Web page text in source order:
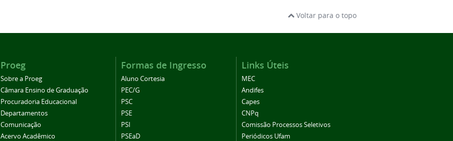
Voltar para o topo
Proeg
Sobre a Proeg
Câmara Ensino de Graduação
Procuradoria Educacional
Departamentos
Comunicação
Acervo Acadêmico
Formas de Ingresso
Aluno Cortesia
PEC/G
PSC
PSE
PSI
PSEaD
Links Úteis
MEC
Andifes
Capes
CNPq
Comissão Processos Seletivos
Periódicos Ufam